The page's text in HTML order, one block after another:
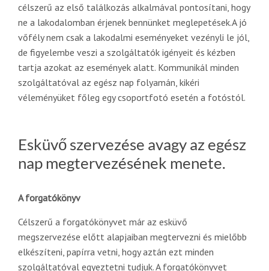
célszerű az első találkozás alkalmával pontosítani, hogy
ne a lakodalomban érjenek bennünket meglepetések.A jó
vőfély nem csak a lakodalmi eseményeket vezényli le jól,
de figyelembe veszi a szolgáltatók igényeit és kézben
tartja azokat az események alatt. Kommunikál minden
szolgáltatóval az egész nap folyamán, kikéri
véleményüket főleg egy csoportfotó esetén a fotóstól.
Esküvő szervezése avagy az egész
nap megtervezésének menete.
A forgatókönyv
Célszerű a forgatókönyvet már az esküvő
megszervezése előtt alapjaiban megtervezni és mielőbb
elkészíteni, papírra vetni, hogy aztán ezt minden
szolgáltatóval egyeztetni tudjuk. A forgatókönyvet